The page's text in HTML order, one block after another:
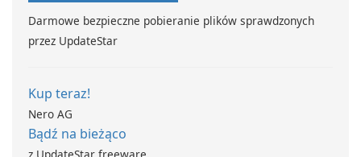
Darmowe bezpieczne pobieranie plików sprawdzonych
przez UpdateStar
Kup teraz!
Nero AG
Bądź na bieżąco